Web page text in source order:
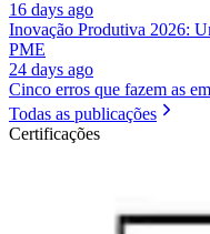
16 days ago
Inovação Produtiva 2026:
PME
24 days ago
Cinco erros que fazem as
Todas as publicações
Certificações